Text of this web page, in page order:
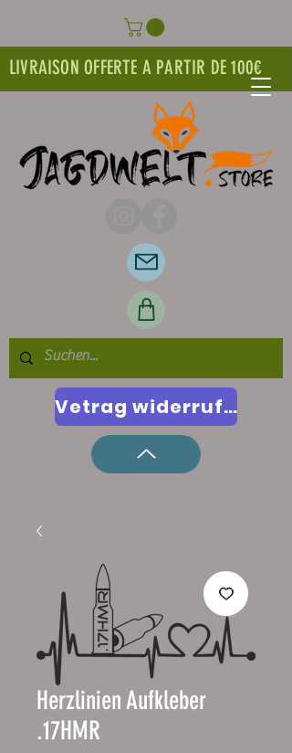
LIVRAISON OFFERTE A PARTIR DE 100€
Vetrag widerrufen
Herzlinien Aufkleber
.17HMR